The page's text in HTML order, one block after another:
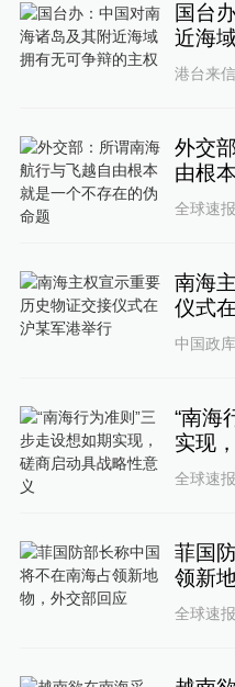
国台
近海
港台来信
外交
由根
全球速报
南海
仪式
中国政库
“南海
实现
全球速报
菲国
领新
全球速报